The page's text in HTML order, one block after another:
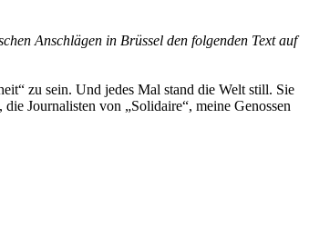
Anschlägen in Brüssel den folgenden Text auf
zu sein. Und jedes Mal stand die Welt still. Sie
Journalisten von „Solidaire“, meine Genossen